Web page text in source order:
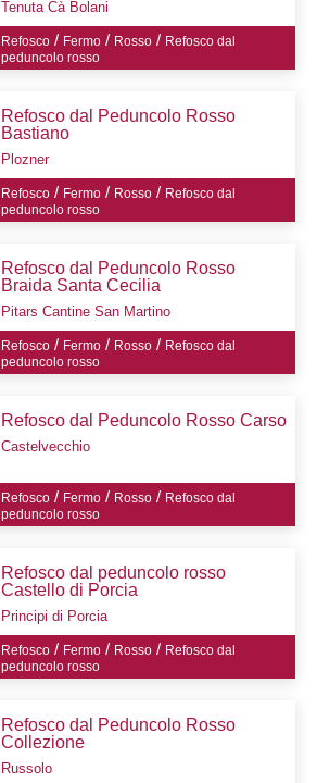
Tenuta Cà Bolani
Refosco / Fermo / Rosso / Refosco dal
peduncolo rosso
Refosco dal Peduncolo Rosso
Bastiano
Plozner
Refosco / Fermo / Rosso / Refosco dal
peduncolo rosso
Refosco dal Peduncolo Rosso
Braida Santa Cecilia
Pitars Cantine San Martino
Refosco / Fermo / Rosso / Refosco dal
peduncolo rosso
Refosco dal Peduncolo Rosso Carso
Castelvecchio
Refosco / Fermo / Rosso / Refosco dal
peduncolo rosso
Refosco dal peduncolo rosso
Castello di Porcia
Principi di Porcia
Refosco / Fermo / Rosso / Refosco dal
peduncolo rosso
Refosco dal Peduncolo Rosso
Collezione
Russolo